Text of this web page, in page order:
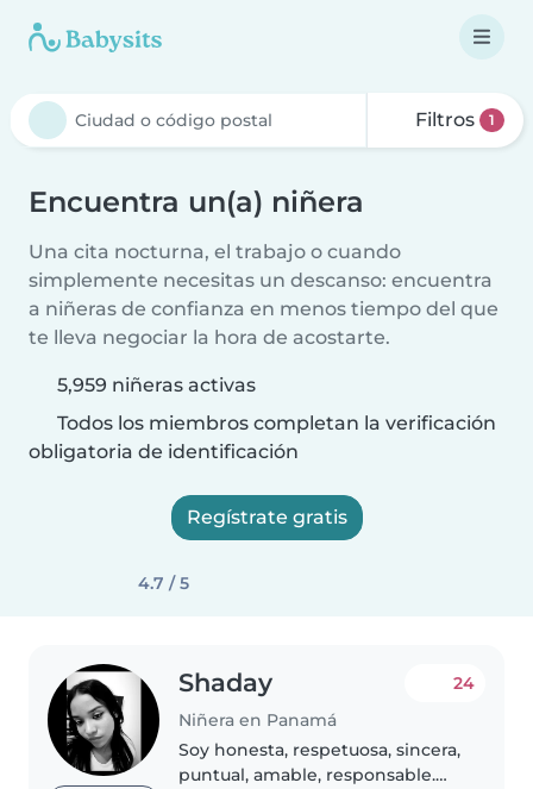
Filtros 1
Encuentra un(a) niñera
Una cita nocturna, el trabajo o cuando
simplemente necesitas un descanso: encuentra
a niñeras de confianza en menos tiempo del que
te lleva negociar la hora de acostarte.
5,959 niñeras activas
Todos los miembros completan la verificación
obligatoria de identificación
Regístrate gratis
4.7 / 5
Shaday
Niñera en Panamá
24
Soy honesta, respetuosa, sincera,
puntual, amable, responsable.